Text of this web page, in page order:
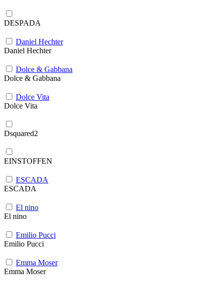
DESPADA
Daniel Hechter
Daniel Hechter
Dolce & Gabbana
Dolce & Gabbana
Dolce Vita
Dolce Vita
Dsquared2
EINSTOFFEN
ESCADA
ESCADA
El nino
El nino
Emilio Pucci
Emilio Pucci
Emma Moser
Emma Moser